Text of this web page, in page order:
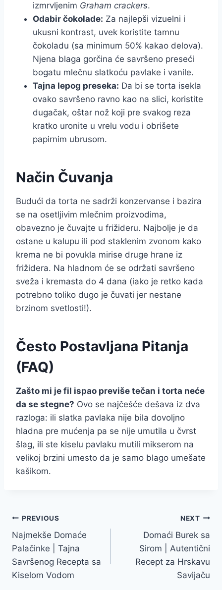
izmrvljenim Graham crackers.
Odabir čokolade: Za najlepši vizuelni i
ukusni kontrast, uvek koristite tamnu
čokoladu (sa minimum 50% kakao delova).
Njena blaga gorčina će savršeno preseći
bogatu mlečnu slatkoću pavlake i vanile.
Tajna lepog preseka: Da bi se torta isekla
ovako savršeno ravno kao na slici, koristite
dugačak, oštar nož koji pre svakog reza
kratko uronite u vrelu vodu i obrišete
papirnim ubrusom.
Način Čuvanja
Budući da torta ne sadrži konzervanse i bazira
se na osetljivim mlečnim proizvodima,
obavezno je čuvajte u frižideru. Najbolje je da
ostane u kalupu ili pod staklenim zvonom kako
krema ne bi povukla mirise druge hrane iz
frižidera. Na hladnom će se održati savršeno
sveža i kremasta do 4 dana (iako je retko kada
potrebno toliko dugo je čuvati jer nestane
brzinom svetlosti!).
Često Postavljana Pitanja
(FAQ)
Zašto mi je fil ispao previše tečan i torta neće
da se stegne? Ovo se najčešće dešava iz dva
razloga: ili slatka pavlaka nije bila dovoljno
hladna pre mućenja pa se nije umutila u čvrst
šlag, ili ste kiselu pavlaku mutili mikserom na
velikoj brzini umesto da je samo blago umešate
kašikom.
Post
navigation
PREVIOUS
Najmekše Domaće
Palačinke | Tajna
Savršenog Recepta sa
Kiselom Vodom
NEXT
Domaći Burek sa
Sirom | Autentični
Recept za Hrskavu
Savijaču